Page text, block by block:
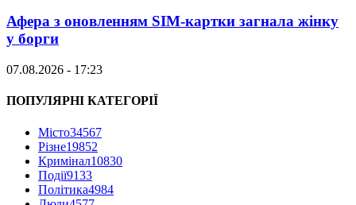
Афера з оновленням SIM-картки загнала жінку
у борги
07.08.2026 - 17:23
ПОПУЛЯРНІ КАТЕГОРІЇ
Місто34567
Різне19852
Кримінал10830
Події9133
Політика4984